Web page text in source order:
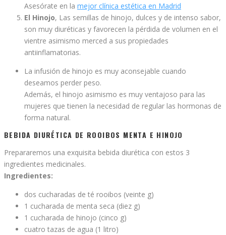
Asesórate en la mejor clínica estética en Madrid
El Hinojo, Las semillas de hinojo, dulces y de intenso sabor,
son muy diuréticas y favorecen la pérdida de volumen en el
vientre asimismo merced a sus propiedades
antiinflamatorias.
La infusión de hinojo es muy aconsejable cuando
deseamos perder peso.
Además, el hinojo asimismo es muy ventajoso para las
mujeres que tienen la necesidad de regular las hormonas de
forma natural.
BEBIDA DIURÉTICA DE ROOIBOS MENTA E HINOJO
Prepararemos una exquisita bebida diurética con estos 3
ingredientes medicinales.
Ingredientes:
dos cucharadas de té rooibos (veinte g)
1 cucharada de menta seca (diez g)
1 cucharada de hinojo (cinco g)
cuatro tazas de agua (1 litro)